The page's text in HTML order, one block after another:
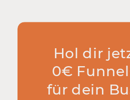
Hol dir
0€
für dein